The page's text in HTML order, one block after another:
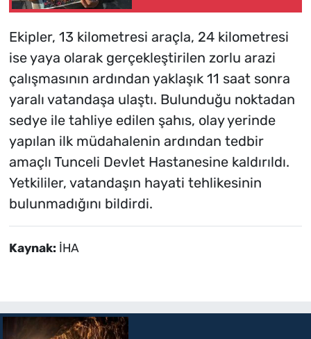
Ekipler, 13 kilometresi araçla, 24 kilometresi
ise yaya olarak gerçekleştirilen zorlu arazi
çalışmasının ardından yaklaşık 11 saat sonra
yaralı vatandaşa ulaştı. Bulunduğu noktadan
sedye ile tahliye edilen şahıs, olay yerinde
yapılan ilk müdahalenin ardından tedbir
amaçlı Tunceli Devlet Hastanesine kaldırıldı.
Yetkililer, vatandaşın hayati tehlikesinin
bulunmadığını bildirdi.
Kaynak: İHA